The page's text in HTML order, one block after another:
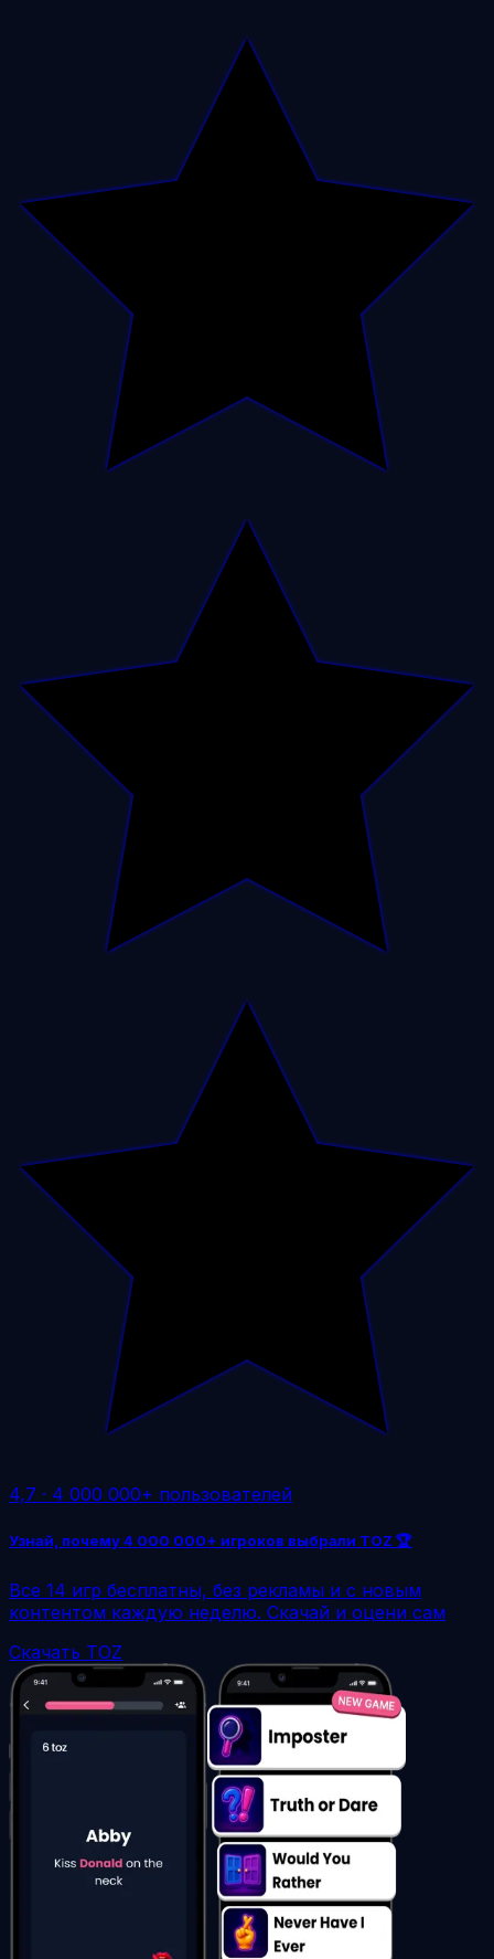
4,7 · 4 000 000+ пользователей
Узнай, почему 4 000 000+ игроков выбрали TOZ 🏆
Все 14 игр бесплатны, без рекламы и с новым
контентом каждую неделю. Скачай и оцени сам
Скачать TOZ